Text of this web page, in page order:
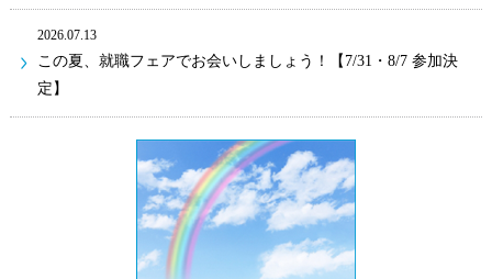
2026.07.13
この夏、就職フェアでお会いしましょう！【7/31・8/7 参加決
定】